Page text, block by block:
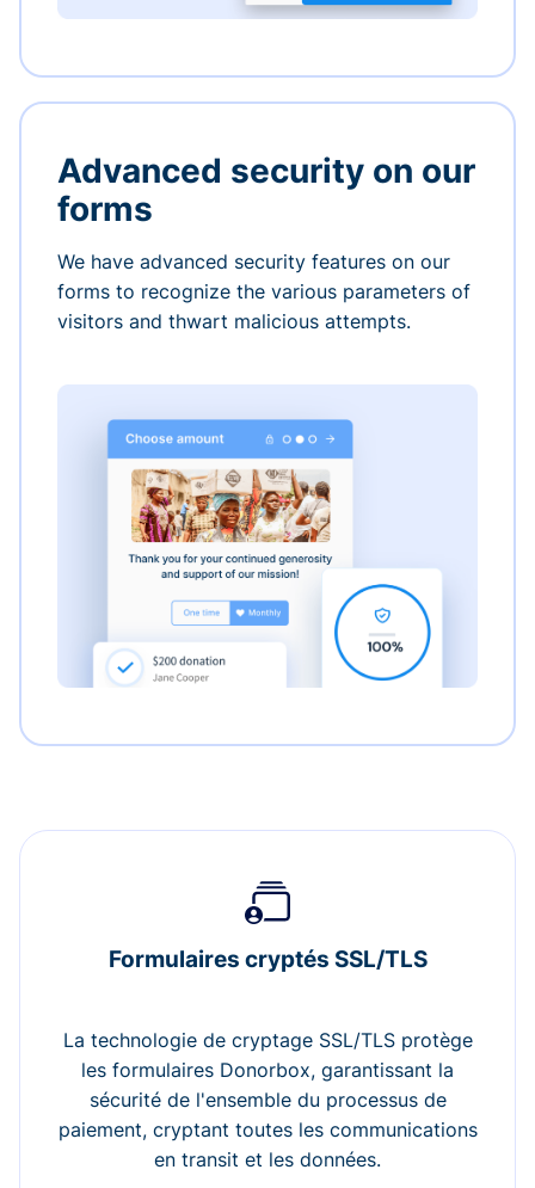
Advanced security on our
forms
We have advanced security features on our
forms to recognize the various parameters of
visitors and thwart malicious attempts.
Formulaires cryptés SSL/TLS
La technologie de cryptage SSL/TLS protège
les formulaires Donorbox, garantissant la
sécurité de l'ensemble du processus de
paiement, cryptant toutes les communications
en transit et les données.